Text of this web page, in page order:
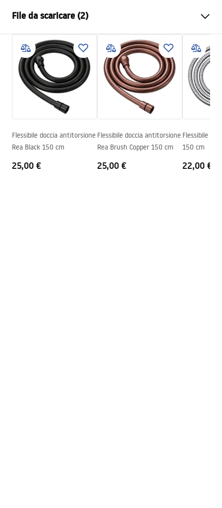
Garanzia
Materiale
ottone, PVC, gomma
Peso
1kg
Codice produttore
JS-017GG
Colore
Titanio
File da scaricare (2)
Informazioni sulla sicurezza
WARUNKI_BEZPIECZENSTWA_AKCESORIA_LAZIENKOWE.
pdf
Condizioni di garanzia
Warranty_Terms_and_Conditions_Accessories_-_24.pdf
Flessibile doccia antitorsione
Rea Black 150 cm
25,00 €
Flessibile doccia antitorsione
Rea Brush Copper 150 cm
25,00 €
Flessibile
150 cm
22,00 €